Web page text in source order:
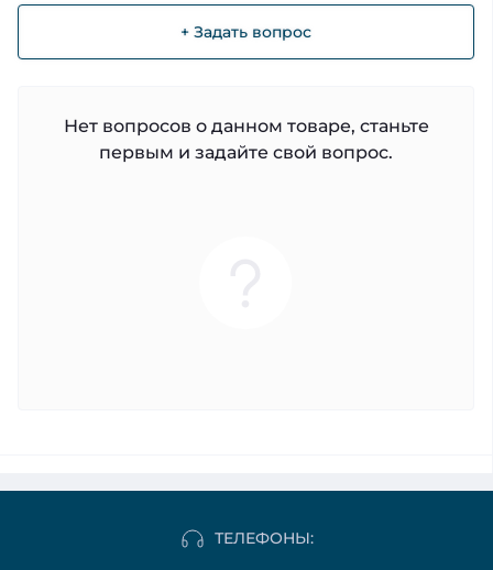
+ Задать вопрос
Нет вопросов о данном товаре, станьте
первым и задайте свой вопрос.
ТЕЛЕФОНЫ: